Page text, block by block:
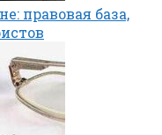
правовая база,